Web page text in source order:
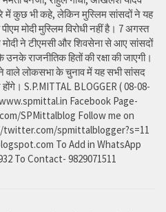
में कुछ भी कहे, लेकिन मुस्लिम सांसदों ने यह
पीएम मोदी मुस्लिम विरोधी नहीं है। 7 अगस्त
मोदी ने टीएमसी और शिवसेना से आए सांसदों
उनके राजनीतिक हितों की रक्षा की जाएगी।
वाले लोकसभा के चुनाव में यह सभी सांसद
होंगे। S.P.MITTAL BLOGGER ( 08-08-
Facebook Page-
SPMittalblog Follow me on
spmittalblogger?s=11
To Add in WhatsApp
To Contact- 9829071511